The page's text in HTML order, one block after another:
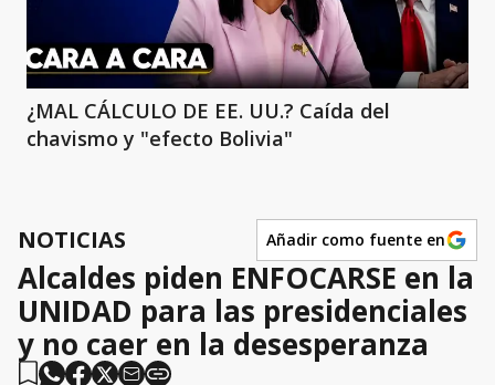
¿MAL CÁLCULO DE EE. UU.? Caída del
chavismo y "efecto Bolivia"
NOTICIAS Añadir como fuente en
Alcaldes piden ENFOCARSE en la
UNIDAD para las presidenciales
y no caer en la desesperanza